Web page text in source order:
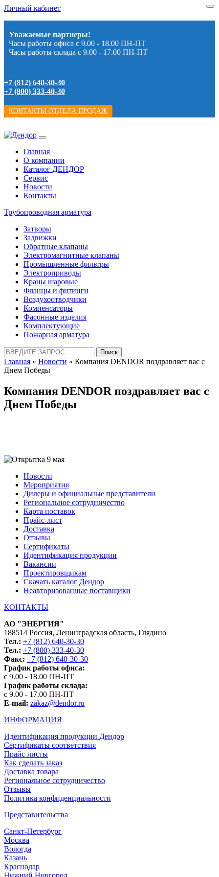
Личный кабинет
Уважаемые партнеры!
Часы работы офиса с 9.00 - 18.00 ПН-ПТ
Часы работы склада с 9.00 - 17.00 ПН-ПТ
+7 (812) 640-30-30
+7 (800) 333-40-30
КОНТАКТЫ ОТДЕЛА ПРОДАЖ
Главная
О компании
Каталог ДЕНДОР
Сервис
Новости
Контакты
Трубопроводная арматура
Затворы
Задвижки
Обратные клапаны
Электромагнитные клапаны
Промышленные фильтры
Электроприводы
Краны шаровые
Фланцы и фитинги
Воздухоотводчики
Компенсаторы
Фасонные изделия
Комплектующие
Пожарная арматура
Найти:
Главная » Новости » Компания DENDOR поздравляет вас с
Днем Победы
Компания DENDOR поздравляет вас с
Днем Победы
Новости
Мероприятия
Дилеры и официальные представители
Региональное сотрудничество
Карта поставок
Прайс-лист
Доставка
Отзывы
Сертификаты
Идентификация продукции
Вакансии
Проектировщикам
Скачать каталог Дендор
Неавторизованные поставщики
КОНТАКТЫ
АО "ЭНЕРГИЯ"
188514 Россия, Ленинградская область, Глядино
Тел.: +7 (812) 640-30-30
Тел.: +7 (800) 333-40-30
Факс: +7 (812) 640-30-30
График работы офиса:
с 9.00 - 18.00 ПН-ПТ
График работы склада:
с 9.00 - 17.00 ПН-ПТ
E-mail: zakaz@dendor.ru
ИНФОРМАЦИЯ
Идентификация продукции Дендор
Сертификаты соответствия
Прайс-листы
Как сделать заказ
Доставка товара
Региональное сотрудничество
Отзывы
Политика конфиденциальности
Представительства
Санкт-Петербург
Москва
Вологда
Казань
Краснодар
Нижний Новгород